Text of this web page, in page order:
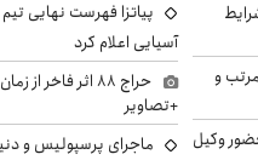
و
وکیل
پیاتزا فهرست نهایی
آسیایی اعلام کرد
حراج ۸۸ اثر فاخر
+تصاویر
ماجرای پرسپولیس و